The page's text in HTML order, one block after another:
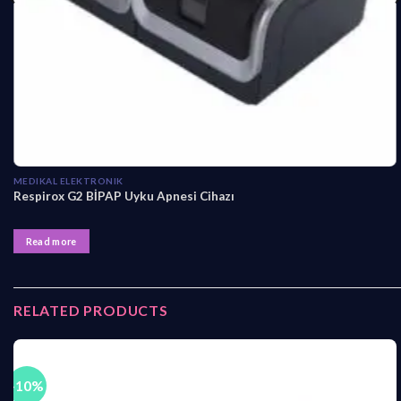
MEDIKAL ELEKTRONIK
Respirox G2 BİPAP Uyku Apnesi Cihazı
Read more
RELATED PRODUCTS
-10%